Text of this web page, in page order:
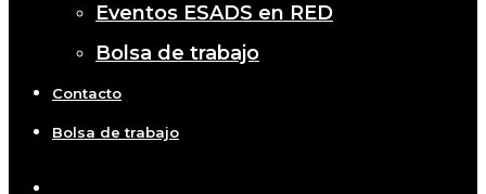
Eventos ESADS en RED
Bolsa de trabajo
Contacto
Bolsa de trabajo